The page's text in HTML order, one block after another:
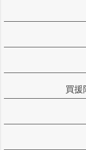
買援